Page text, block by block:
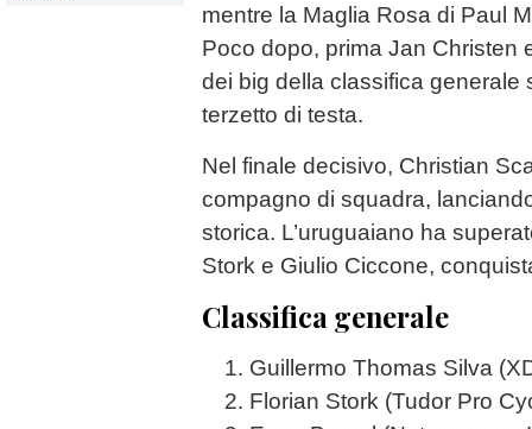
mentre la Maglia Rosa di Paul
Poco dopo, prima Jan Christen
dei big della classifica generale
terzetto di testa.
Nel finale decisivo, Christian
compagno di squadra,
storica. L’uruguaiano ha
Stork e Giulio Ciccone,
Classifica generale
Guillermo Thomas Silva
Florian Stork (Tudor Pro